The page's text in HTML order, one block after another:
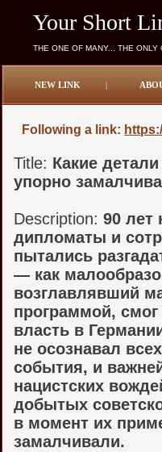
Your Short
THE ONE OF MANY... THE ONLY
NEW LINK |
Following a link:
Title: Какие
упорно
Description:90 лет
дипломаты и
пытались
— как
возглавлявший
программой,
власть в
не осознавал
события, и
нацистских
добытых
в момент их
замалчивали.